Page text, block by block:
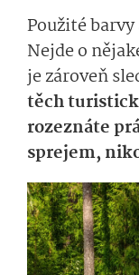
Použité
Nejde o
je zároveň
těch
rozeznáte
sprejem,